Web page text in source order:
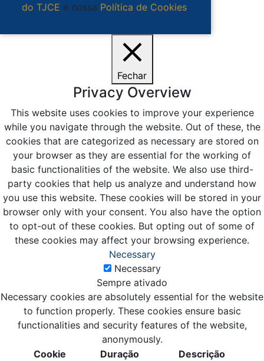
do TJCE e nossa Política de Cookies.
Fechar
Privacy Overview
This website uses cookies to improve your experience
while you navigate through the website. Out of these, the
cookies that are categorized as necessary are stored on
your browser as they are essential for the working of
basic functionalities of the website. We also use third-
party cookies that help us analyze and understand how
you use this website. These cookies will be stored in your
browser only with your consent. You also have the option
to opt-out of these cookies. But opting out of some of
these cookies may affect your browsing experience.
Necessary
Necessary
Sempre ativado
Necessary cookies are absolutely essential for the website
to function properly. These cookies ensure basic
functionalities and security features of the website,
anonymously.
Cookie
Duração Descrição